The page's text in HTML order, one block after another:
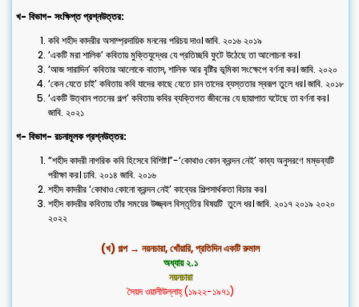
খ- বিভাগ- সংক্ষিপ্ত প্রশ্নউত্তর:
কবি শহীদ কাদরীর অসাম্প্রদায়িক মননের পরিচয় দাও। জাবি. ২০১৬ ২০১৯
‘একটি মরা শালিক’ কবিতায় মুক্তিযুদ্ধের যে প্রতিচ্ছবি ফুটে উঠেছে তা আলোচনা কর।
‘আজ সারাদিন’ কবিতার আলোকে বাতাস, শালিক আর বৃষ্টির ভূমিকা সংক্ষেপে বর্ণনা কর। জাবি. ২০২০
‘কেন যেতে চাই’ কবিতায় কবি যাদের কাছে যেতে চান তাদের ব্যস্ততার স্বরূপ তুলে ধর। জাবি. ২০১৮
‘একটি উত্থান পতনের গল্প’ কবিতায় কবির ব্যক্তিগত জীবনের যে ছায়াপাত ঘটেছে তা বর্ণনা কর।
জাবি. ২০২১
গ- বিভাগ- রচনামূলক প্রশ্নউত্তর:
“শহীদ কাদরী নাগরিক কবি হিসেবে বিশিষ্ট।”-‘কোথাও কোন ক্রন্দন নেই’ কাব্য অনুসরণে মম্ভব্যটি
পরীক্ষা কর। ঢাবি. ২০১৪ জাবি. ২০১৬
শহীদ কাদরীর ‘কোথাও কোনো ক্রন্দন নেই’ কাব্যের শিল্পসার্থকতা বিচার কর।
শহীদ কাদরীর কবিতায় তাঁর সময়ের উজ্জ্বল বিস্তৃতির বিষয়টি তুলে ধর। জাবি. ২০১৭ ২০১৯ ২০২০
২০২২
(খ) গল্প → নয়নচারা, খোঁয়ারি, প্রতিদিন একটি রুমাল
অধ্যায় ২.১
নয়নচারা
সৈয়দ ওয়ালীউল্লাহ্ (১৯২২-১৯৭১)